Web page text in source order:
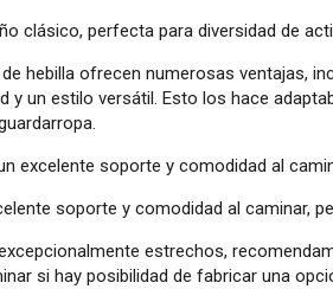
clásico, perfecta para diversidad de
hebilla ofrecen numerosas ventajas,
y un estilo versátil. Esto los hace
excelente soporte y comodidad al
soporte y comodidad al caminar,
estrechos,
si hay posibilidad de fabricar una